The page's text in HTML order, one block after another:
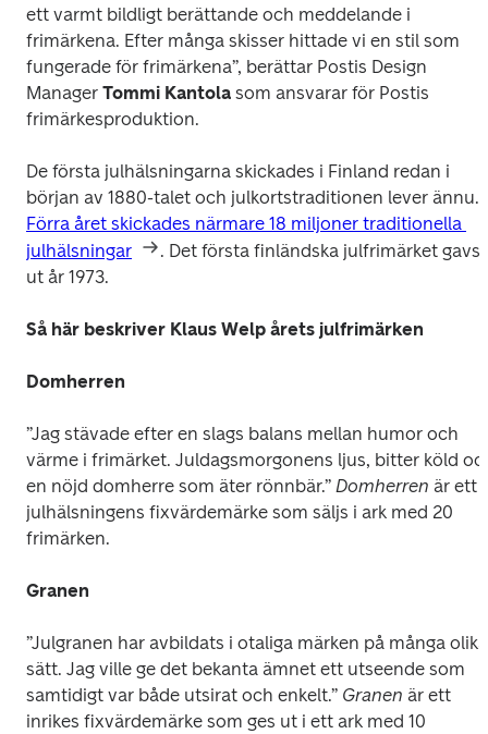
ett varmt bildligt berättande och meddelande i
frimärkena. Efter många skisser hittade vi en stil som
fungerade för frimärkena”, berättar Postis Design
Manager Tommi Kantola som ansvarar för Postis
frimärkesproduktion.
De första julhälsningarna skickades i Finland redan i
Förra året skickades närmare 18 miljoner traditionella
julhälsningar
. Det första finländska julfrimärket gavs
ut år 1973.
Så här beskriver Klaus Welp årets julfrimärken
Domherren
”Jag stävade efter en slags balans mellan humor och
värme i frimärket. Juldagsmorgonens ljus, bitter köld
en nöjd domherre som äter rönnbär.” Domherren är ett
julhälsningens fixvärdemärke som säljs i ark med 20
frimärken.
Granen
”Julgranen har avbildats i otaliga märken på många olika
sätt. Jag ville ge det bekanta ämnet ett utseende som
samtidigt var både utsirat och enkelt.” Granen är ett
inrikes fixvärdemärke som ges ut i ett ark med 10